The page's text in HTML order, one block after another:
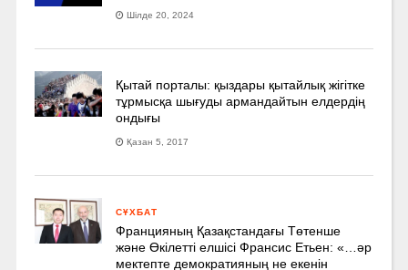
Шілде 20, 2024
Қытай порталы: қыздары қытайлық жігітке
тұрмысқа шығуды армандайтын елдердің
ондығы
Қазан 5, 2017
СҰХБАТ
Францияның Қазақстандағы Төтенше
және Өкілетті елшісі Франсис Етьен: «…әр
мектепте демократияның не екенін